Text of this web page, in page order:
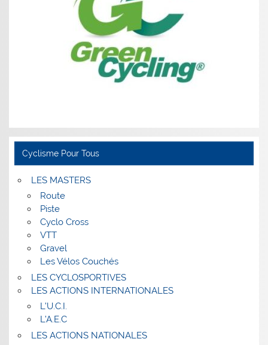
Cyclisme Pour Tous
LES MASTERS
Route
Piste
Cyclo Cross
VTT
Gravel
Les Vélos Couchés
LES CYCLOSPORTIVES
LES ACTIONS INTERNATIONALES
L’U.C.I.
L’A.E.C
LES ACTIONS NATIONALES